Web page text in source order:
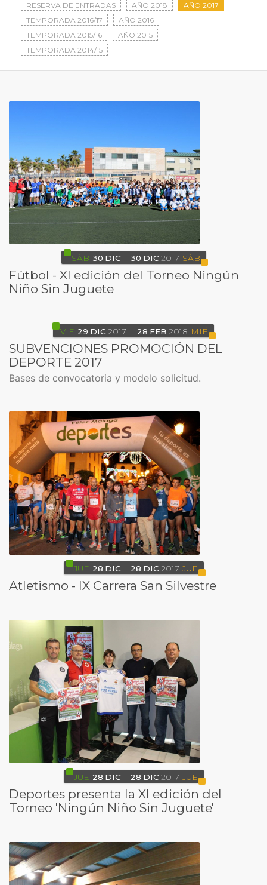
RESERVA DE ENTRADAS
AÑO 2018
AÑO 2017
TEMPORADA 2016/17
AÑO 2016
TEMPORADA 2015/16
AÑO 2015
TEMPORADA 2014/15
SÁB 30 DIC 30 DIC 2017 SÁB
Fútbol - XI edición del Torneo Ningún
Niño Sin Juguete
VIE 29 DIC 2017 28 FEB 2018 MIÉ
SUBVENCIONES PROMOCIÓN DEL
DEPORTE 2017
Bases de convocatoria y modelo solicitud.
JUE 28 DIC 28 DIC 2017 JUE
Atletismo - IX Carrera San Silvestre
JUE 28 DIC 28 DIC 2017 JUE
Deportes presenta la XI edición del
Torneo 'Ningún Niño Sin Juguete'